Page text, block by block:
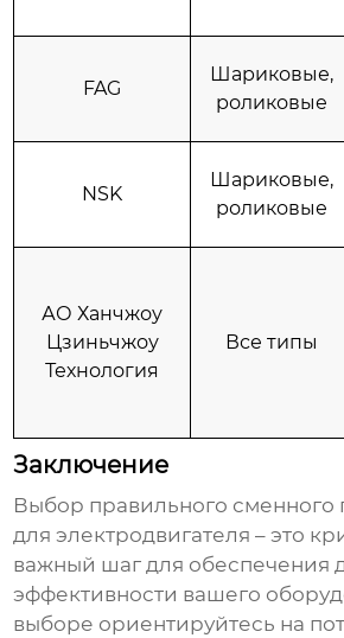
FAG
Шариковые,
роликовые
NSK
Шариковые,
роликовые
АО Ханчжоу
Цзиньчжоу
Технология
Все типы
Заключение
Выбор правильного сменного
для электродвигателя – это
важный шаг для обеспечения
эффективности вашего
выборе ориентируйтесь на